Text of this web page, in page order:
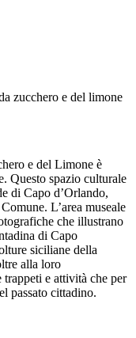
zucchero e del limone
e del Limone è
Questo spazio culturale
di Capo d’Orlando,
L’area museale
che illustrano
di Capo
siciliane della
alla loro
trappeti e attività che per
passato cittadino.